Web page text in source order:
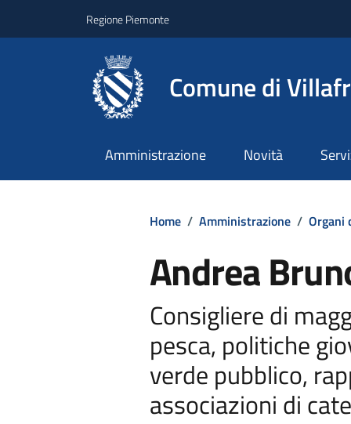
Regione Piemonte
Comune di
Amministrazione Novità
Home / Amministrazione / Organi
Andrea
Consigliere di
pesca, politiche
verde pubblico,
associazioni di